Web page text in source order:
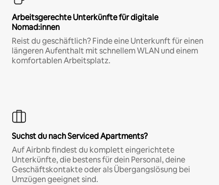
Arbeitsgerechte Unterkünfte für digitale
Nomad:innen
Reist du geschäftlich? Finde eine Unterkunft für einen
längeren Aufenthalt mit schnellem WLAN und einem
komfortablen Arbeitsplatz.
Suchst du nach Serviced Apartments?
Auf Airbnb findest du komplett eingerichtete
Unterkünfte, die bestens für dein Personal, deine
Geschäftskontakte oder als Übergangslösung bei
Umzügen geeignet sind.